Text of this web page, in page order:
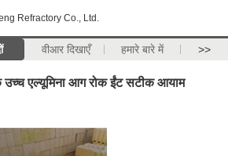
Refractory Co., Ltd.
वीआर दिखाएँ हमारे बारे में >>
उच्च एल्यूमिना आग रोक ईंट सटीक आयाम